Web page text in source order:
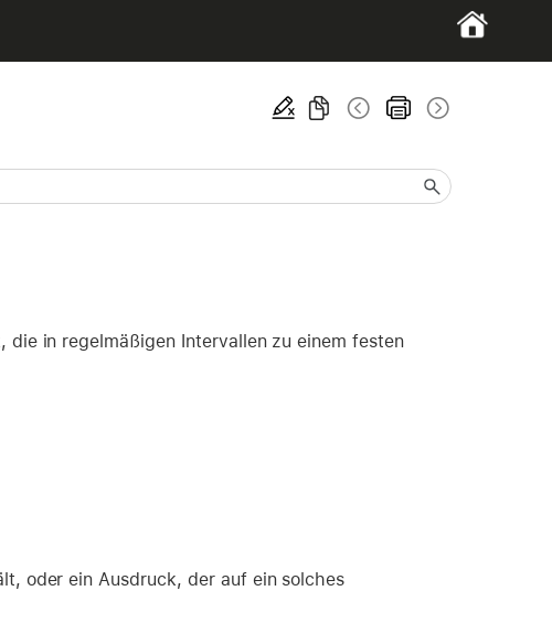
in regelmäßigen Intervallen zu einem festen
oder ein Ausdruck, der auf ein solches